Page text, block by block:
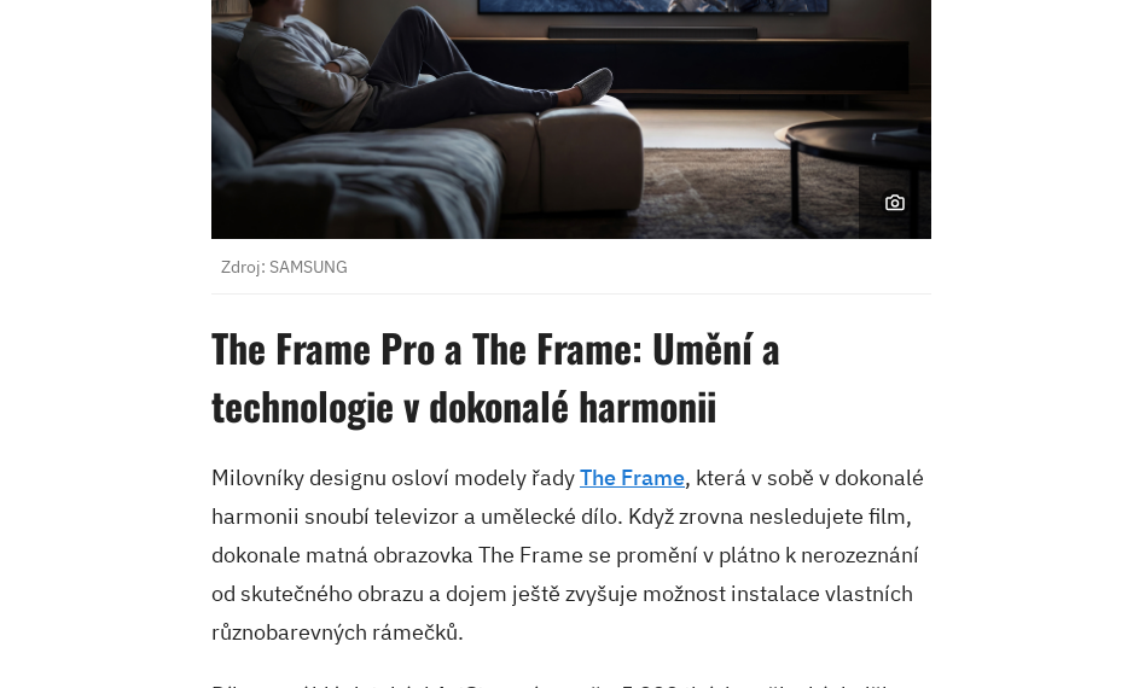
Zdroj: SAMSUNG
The Frame Pro a The Frame: Umění a
technologie v dokonalé harmonii
Milovníky designu osloví modely řadyThe Frame, která v sobě v dokonalé
harmonii snoubí televizor a umělecké dílo. Když zrovna nesledujete film,
dokonale matná obrazovka The Frame se promění v plátno k nerozeznání
od skutečného obrazu a dojem ještě zvyšuje možnost instalace vlastních
různobarevných rámečků.